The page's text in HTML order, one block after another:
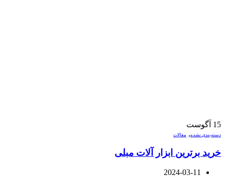
15 آگوست
دسته‌بندی نشده, مقالات
خرید برترین ابزار آلات مبلی
2024-03-11